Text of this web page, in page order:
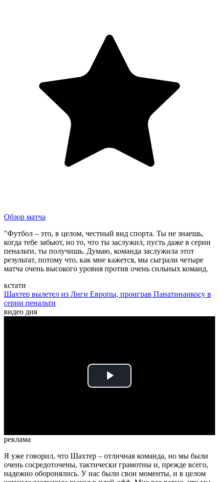
Обзор матча
"Футбол – это, в целом, честный вид спорта. Ты не знаешь,
когда тебе забьют, но то, что ты заслужил, пусть даже в серии
пенальти, ты получишь. Думаю, команда заслужила этот
результат, потому что, как мне кажется, мы сыграли четыре
матча очень высокого уровня против очень сильных команд.
кстати
Шахтер вылетел из Лиги Европы, проиграв Панатинаикосу в
серии пенальти
видео дня
Play
реклама
Я уже говорил, что Шахтер – отличная команда, но мы были
очень сосредоточены, тактически грамотны и, прежде всего,
надежно оборонялись. У нас были свои моменты, и в целом